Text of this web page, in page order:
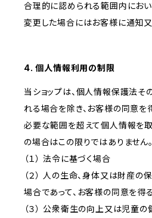
合理的に認められる範囲内におい
変更した場合にはお客様に通知又
4. 個人情報利用の制限
当ショップは、個人情報保護法そ
れる場合を除き、お客様の同意を
必要な範囲を超えて個人情報を取
の場合はこの限りではありません。
（１） 法令に基づく場合
（２） 人の生命、身体又は財産
場合であって、お客様の同意を得
（３） 公衆衛生の向上又は児童